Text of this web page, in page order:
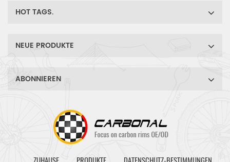
HOT TAGS.
NEUE PRODUKTE
ABONNIEREN